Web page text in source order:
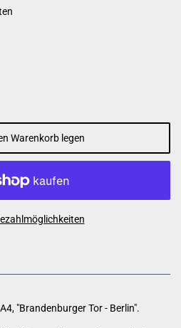
Warenkorb legen
"Brandenburger Tor - Berlin".